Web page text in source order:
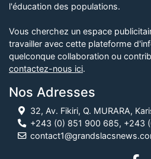
l'éducation des populations.
Vous cherchez un espace
travailler avec cette plateforme
quelconque collaboration ou
contactez-nous ici.
Nos Adresses
32, Av. Fikiri, Q. MURARA,
+243 (0) 851 900 685, +243